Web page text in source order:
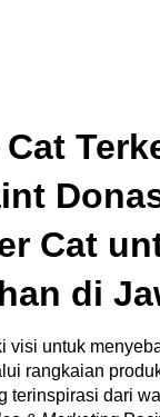
Cat
di
visi untuk
rangkaian
terinspirasi dari